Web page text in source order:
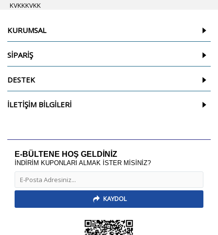
KVKKKVKK
KURUMSAL
SİPARİŞ
DESTEK
İLETİŞİM BİLGİLERİ
E-BÜLTENE HOŞ GELDİNİZ
İNDİRİM KUPONLARI ALMAK İSTER MİSİNİZ?
KAYDOL